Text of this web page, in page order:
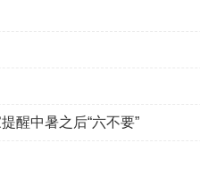
醒中暑之后“六不要”